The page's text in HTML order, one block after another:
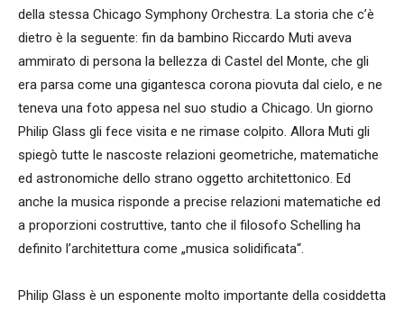
della stessa Chicago Symphony Orchestra. La storia che c’è
dietro è la seguente: fin da bambino Riccardo Muti aveva
ammirato di persona la bellezza di Castel del Monte, che gli
era parsa come una gigantesca corona piovuta dal cielo, e ne
teneva una foto appesa nel suo studio a Chicago. Un giorno
Philip Glass gli fece visita e ne rimase colpito. Allora Muti gli
spiegò tutte le nascoste relazioni geometriche, matematiche
ed astronomiche dello strano oggetto architettonico. Ed
anche la musica risponde a precise relazioni matematiche ed
a proporzioni costruttive, tanto che il filosofo Schelling ha
definito l’architettura come „musica solidificata“.
Philip Glass è un esponente molto importante della cosiddetta